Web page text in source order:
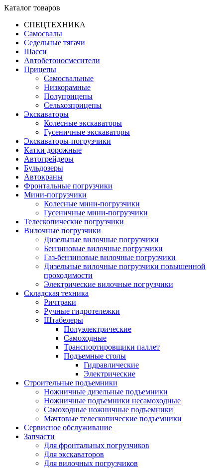
Каталог товаров
СПЕЦТЕХНИКА
Самосвалы
Седельные тягачи
Шасси
Автобетоно­смесители
Прицепы
Самосвальные
Низкорамные
Полуприцепы
Сельхозприцепы
Экскаваторы
Колесные экскаваторы
Гусеничные экскаваторы
Экскаваторы-погрузчики
Катки дорожные
Автогрейдеры
Бульдозеры
Автокраны
Фронтальные погрузчики
Мини-погрузчики
Колесные мини-погрузчики
Гусеничные мини-погрузчики
Телескопические погрузчики
Вилочные погрузчики
Дизельные вилочные погрузчики
Бензиновые вилочные погрузчики
Газ-бензиновые вилочные погрузчики
Дизельные вилочные погрузчики повышенной
проходимости
Электрические вилочные погрузчики
Складская техника
Ричтраки
Ручные гидротележки
Штабелеры
Полуэлектрические
Самоходные
Транспортировщики паллет
Подъемные столы
Гидравлические
Электрические
Строительные подъемники
Ножничные дизельные подъемники
Ножничные подъемники несамоходные
Самоходные ножничные подъемники
Мачтовые телескопические подъемники
Сервисное обслуживание
Запчасти
Для фронтальных погрузчиков
Для экскаваторов
Для вилочных погрузчиков